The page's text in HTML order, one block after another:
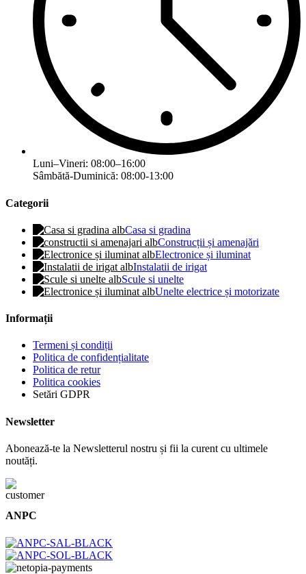
Luni–Vineri: 08:00–16:00
Sâmbătă-Duminică: 08:00-13:00
Categorii
Casa si gradina
Construcții și amenajări
Electronice și iluminat
Instalatii de irigat
Scule si unelte
Unelte electrice și motorizate
Informații
Termeni și condiții
Politica de confidențialitate
Politica de retur
Politica cookies
Setări GDPR
Newsletter
Abonează-te la Newsletterul nostru și fii la curent cu ultimele
noutăți.
ANPC